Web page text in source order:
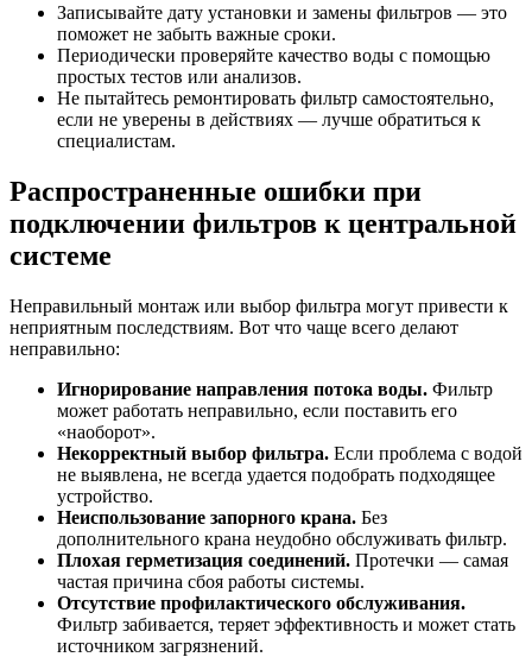
Записывайте дату установки и замены фильтров — это
поможет не забыть важные сроки.
Периодически проверяйте качество воды с помощью
простых тестов или анализов.
Не пытайтесь ремонтировать фильтр самостоятельно,
если не уверены в действиях — лучше обратиться к
специалистам.
Распространенные ошибки при
подключении фильтров к центральной
системе
Неправильный монтаж или выбор фильтра могут привести к
неприятным последствиям. Вот что чаще всего делают
неправильно:
Игнорирование направления потока воды. Фильтр
может работать неправильно, если поставить его
«наоборот».
Некорректный выбор фильтра. Если проблема с водой
не выявлена, не всегда удается подобрать подходящее
устройство.
Неиспользование запорного крана. Без
дополнительного крана неудобно обслуживать фильтр.
Плохая герметизация соединений. Протечки — самая
частая причина сбоя работы системы.
Отсутствие профилактического обслуживания.
Фильтр забивается, теряет эффективность и может стать
источником загрязнений.